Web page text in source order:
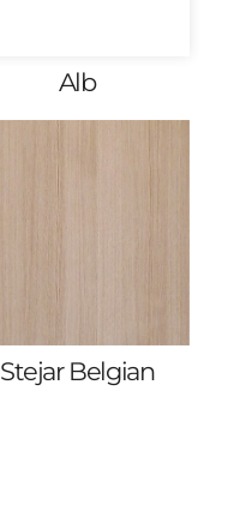
Alb
Stejar Belgian